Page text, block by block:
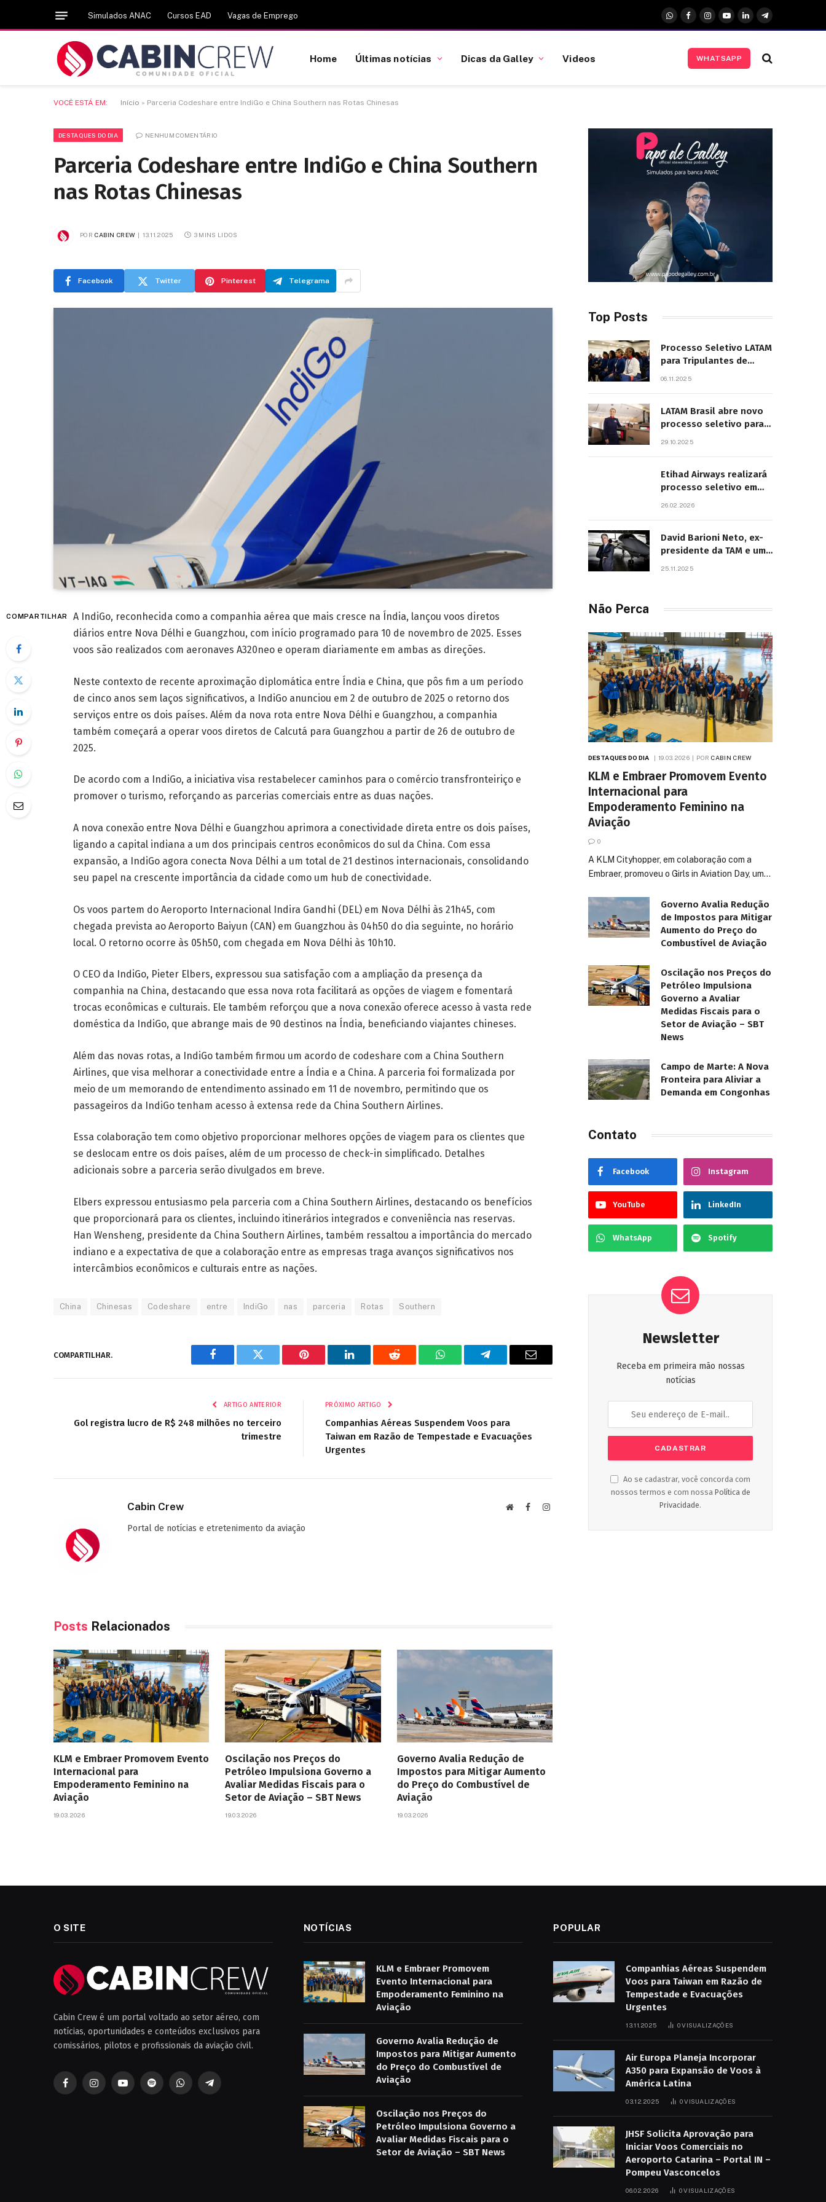
Simulados ANAC Cursos EAD Vagas de Emprego
WhatsApp
FacebookInstagram
YouTubeLinkedInTelegrama
Home Últimas notícias Dicas da Galley Videos WHATSAPP
VOCÊ ESTÁ EM: Início » Parceria Codeshare entre IndiGo e China Southern nas Rotas Chinesas
DESTAQUES DO DIA NENHUM COMENTÁRIO
Parceria Codeshare entre IndiGo e China Southern
nas Rotas Chinesas
POR CABIN CREW 13.11.2025 3 MINS LIDOS
Facebook Twitter Pinterest Telegrama
COMPARTILHAR
A IndiGo, reconhecida como a companhia aérea que mais cresce na Índia, lançou voos diretos
diários entre Nova Délhi e Guangzhou, com início programado para 10 de novembro de 2025. Esses
voos são realizados com aeronaves A320neo e operam diariamente em ambas as direções.
Neste contexto de recente aproximação diplomática entre Índia e China, que pôs fim a um período
de cinco anos sem laços significativos, a IndiGo anunciou em 2 de outubro de 2025 o retorno dos
serviços entre os dois países. Além da nova rota entre Nova Délhi e Guangzhou, a companhia
também começará a operar voos diretos de Calcutá para Guangzhou a partir de 26 de outubro de
2025.
De acordo com a IndiGo, a iniciativa visa restabelecer caminhos para o comércio transfronteiriço e
promover o turismo, reforçando as parcerias comerciais entre as duas nações.
A nova conexão entre Nova Délhi e Guangzhou aprimora a conectividade direta entre os dois países,
ligando a capital indiana a um dos principais centros econômicos do sul da China. Com essa
expansão, a IndiGo agora conecta Nova Délhi a um total de 21 destinos internacionais, consolidando
seu papel na crescente importância da cidade como um hub de conectividade.
Os voos partem do Aeroporto Internacional Indira Gandhi (DEL) em Nova Délhi às 21h45, com
chegada prevista ao Aeroporto Baiyun (CAN) em Guangzhou às 04h50 do dia seguinte, no horário
local. O retorno ocorre às 05h50, com chegada em Nova Délhi às 10h10.
O CEO da IndiGo, Pieter Elbers, expressou sua satisfação com a ampliação da presença da
companhia na China, destacando que essa nova rota facilitará as opções de viagem e fomentará
trocas econômicas e culturais. Ele também reforçou que a nova conexão oferece acesso à vasta rede
doméstica da IndiGo, que abrange mais de 90 destinos na Índia, beneficiando viajantes chineses.
Além das novas rotas, a IndiGo também firmou um acordo de codeshare com a China Southern
Airlines, que visa melhorar a conectividade entre a Índia e a China. A parceria foi formalizada por
meio de um memorando de entendimento assinado em 11 de novembro, permitindo que os
passageiros da IndiGo tenham acesso à extensa rede da China Southern Airlines.
Essa colaboração tem como objetivo proporcionar melhores opções de viagem para os clientes que
se deslocam entre os dois países, além de um processo de check-in simplificado. Detalhes
adicionais sobre a parceria serão divulgados em breve.
Elbers expressou entusiasmo pela parceria com a China Southern Airlines, destacando os benefícios
que proporcionará para os clientes, incluindo itinerários integrados e conveniência nas reservas.
Han Wensheng, presidente da China Southern Airlines, também ressaltou a importância do mercado
indiano e a expectativa de que a colaboração entre as empresas traga avanços significativos nos
intercâmbios econômicos e culturais entre as nações.
China Chinesas Codeshare entre IndiGo nas parceria Rotas Southern
COMPARTILHAR.
Facebook Twitter Pinterest LinkedIn Reddit WhatsAppTelegramaE-
ARTIGO ANTERIOR
Gol registra lucro de R$ 248 milhões no terceiro
trimestre
PRÓXIMO ARTIGO
Companhias Aéreas Suspendem Voos para
Taiwan em Razão de Tempestade e Evacuações
Urgentes
Cabin Crew Site FacebookInstagram
Portal de notícias e etretenimento da aviação
Posts Relacionados
KLM e Embraer Promovem Evento
Internacional para
Empoderamento Feminino na
Aviação
19.03.2026
Oscilação nos Preços do
Petróleo Impulsiona Governo a
Avaliar Medidas Fiscais para o
Setor de Aviação – SBT News
19.03.2026
Governo Avalia Redução de
Impostos para Mitigar Aumento
do Preço do Combustível de
Aviação
19.03.2026
Top Posts
Processo Seletivo LATAM
para Tripulantes de
06.11.2025
LATAM Brasil abre novo
processo seletivo para
29.10.2025
Etihad Airways realizará
processo seletivo em
26.02.2026
David Barioni Neto, ex-
presidente da TAM e um
25.11.2025
Não Perca
DESTAQUES DO DIA 19.03.2026 POR CABIN CREW
KLM e Embraer Promovem Evento
Internacional para
Empoderamento Feminino na
Aviação
0
A KLM Cityhopper, em colaboração com a
Embraer, promoveu o Girls in Aviation Day, um…
Governo Avalia Redução
de Impostos para Mitigar
Aumento do Preço do
Combustível de Aviação
Oscilação nos Preços do
Petróleo Impulsiona
Governo a Avaliar
Medidas Fiscais para o
Setor de Aviação – SBT
News
Campo de Marte: A Nova
Fronteira para Aliviar a
Demanda em Congonhas
Contato
Facebook Instagram
YouTube LinkedIn
WhatsApp Spotify
Newsletter
Receba em primeira mão nossas
notícias
Ao se cadastrar, você concorda com
nossos termos e com nossa Política de
Privacidade.
O SITE
Cabin Crew é um portal voltado ao setor aéreo, com
notícias, oportunidades e conteúdos exclusivos para
comissários, pilotos e profissionais da aviação civil.
FacebookInstagramYouTubeSpotifyWhatsAppTelegrama
NOTÍCIAS
KLM e Embraer Promovem
Evento Internacional para
Empoderamento Feminino na
Aviação
Governo Avalia Redução de
Impostos para Mitigar Aumento
do Preço do Combustível de
Aviação
Oscilação nos Preços do
Petróleo Impulsiona Governo a
Avaliar Medidas Fiscais para o
Setor de Aviação – SBT News
POPULAR
Companhias Aéreas Suspendem
Voos para Taiwan em Razão de
Tempestade e Evacuações
Urgentes
13.11.2025 0VISUALIZAÇÕES
Air Europa Planeja Incorporar
A350 para Expansão de Voos à
América Latina
03.12.2025 0VISUALIZAÇÕES
JHSF Solicita Aprovação para
Iniciar Voos Comerciais no
Aeroporto Catarina – Portal IN –
Pompeu Vasconcelos
06.02.2026 0VISUALIZAÇÕES